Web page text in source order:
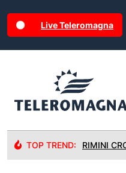
Live Teleromagna
TOP TREND: RIMINI